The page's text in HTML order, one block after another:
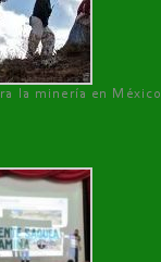
la minería en México